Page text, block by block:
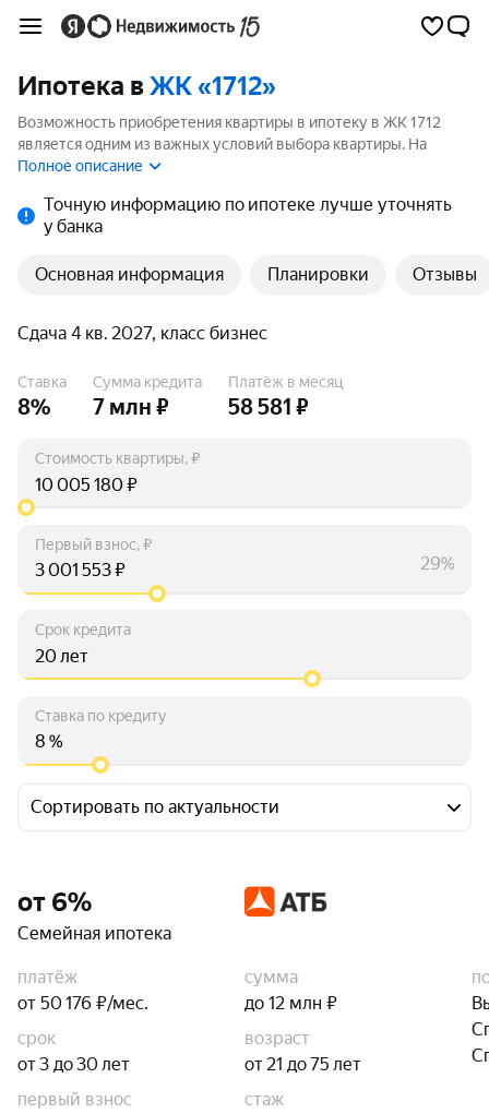
Ипотека вЖК «1712»
Возможность приобретения квартиры в ипотеку в ЖК 1712
является одним из важных условий выбора квартиры. На
странице мы собрали программы кредитования банков для
Полное описание
Точную информацию по ипотеке лучше уточнять
у банка
Основная информация Планировки Отзывы
Сдача 4 кв. 2027, класс бизнес
Ставка
8%
Сумма кредита
7 млн ₽
Платёж в месяц
58 581 ₽
Стоимость квартиры, ₽
₽
Первый взнос, ₽
₽ 29%
Срок кредита
лет
Ставка по кредиту
%
Сортировать по актуальности
от 6%
Семейная ипотека
платёж
от 50 176 ₽/мес.
сумма
до 12 млн ₽
срок
от 3 до 30 лет
возраст
от 21 до 75 лет
первый взнос
стаж